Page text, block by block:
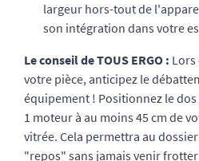
largeur hors-tout de
son intégration dans votre
Le conseil de TOUS ERGO : Lors
votre pièce, anticipez le
équipement ! Positionnez le
1 moteur à au moins 45 cm de
vitrée. Cela permettra au
"repos" sans jamais venir